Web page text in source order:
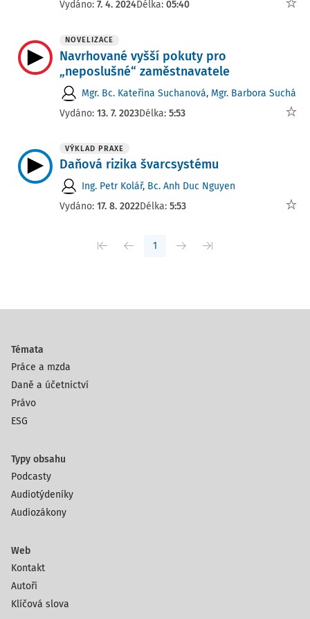
Vydáno: 7. 4. 2024Délka: 05:40
NOVELIZACE
Navrhované vyšší pokuty pro
„neposlušné“ zaměstnavatele
Mgr. Bc. Kateřina Suchanová, Mgr. Barbora Suchá
Vydáno: 13. 7. 2023Délka: 5:53
VÝKLAD PRAXE
Daňová rizika švarcsystému
Ing. Petr Kolář, Bc. Anh Duc Nguyen
Vydáno: 17. 8. 2022Délka: 5:53
1
Témata
Práce a mzda
Daně a účetnictví
Právo
ESG
Typy obsahu
Podcasty
Audiotýdeníky
Audiozákony
Web
Kontakt
Autoři
Klíčová slova